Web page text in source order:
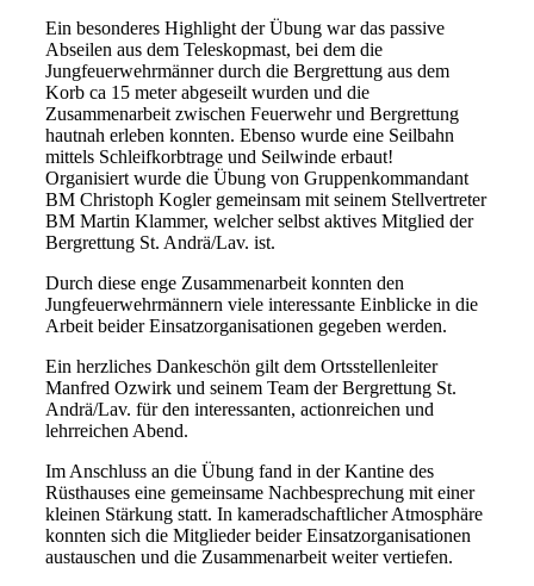
Ein besonderes Highlight der Übung war das passive
Abseilen aus dem Teleskopmast, bei dem die
Jungfeuerwehrmänner durch die Bergrettung aus dem
Korb ca 15 meter abgeseilt wurden und die
Zusammenarbeit zwischen Feuerwehr und Bergrettung
hautnah erleben konnten. Ebenso wurde eine Seilbahn
mittels Schleifkorbtrage und Seilwinde erbaut!
Organisiert wurde die Übung von Gruppenkommandant
BM Christoph Kogler gemeinsam mit seinem Stellvertreter
BM Martin Klammer, welcher selbst aktives Mitglied der
Bergrettung St. Andrä/Lav. ist.
Durch diese enge Zusammenarbeit konnten den
Jungfeuerwehrmännern viele interessante Einblicke in die
Arbeit beider Einsatzorganisationen gegeben werden.
Ein herzliches Dankeschön gilt dem Ortsstellenleiter
Manfred Ozwirk und seinem Team der Bergrettung St.
Andrä/Lav. für den interessanten, actionreichen und
lehrreichen Abend.
Im Anschluss an die Übung fand in der Kantine des
Rüsthauses eine gemeinsame Nachbesprechung mit einer
kleinen Stärkung statt. In kameradschaftlicher Atmosphäre
konnten sich die Mitglieder beider Einsatzorganisationen
austauschen und die Zusammenarbeit weiter vertiefen.